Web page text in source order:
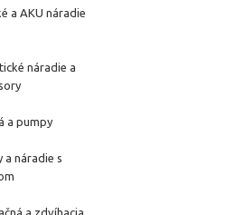
a AKU náradie
náradie a
a pumpy
a náradie s
a zdvíhacia